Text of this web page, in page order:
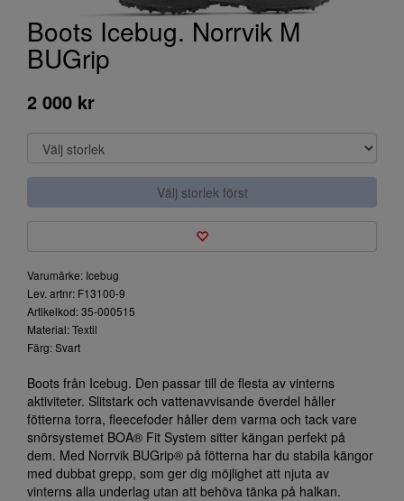
Boots Icebug. Norrvik M
BUGrip
2 000 kr
Välj storlek först
Varumärke: Icebug
Lev. artnr: F13100-9
Artikelkod: 35-000515
Material: Textil
Färg: Svart
Boots från Icebug. Den passar till de flesta av vinterns
aktiviteter. Slitstark och vattenavvisande överdel håller
fötterna torra, fleecefoder håller dem varma och tack vare
snörsystemet BOA® Fit System sitter kängan perfekt på
dem. Med Norrvik BUGrip® på fötterna har du stabila kängor
med dubbat grepp, som ger dig möjlighet att njuta av
vinterns alla underlag utan att behöva tänka på halkan.